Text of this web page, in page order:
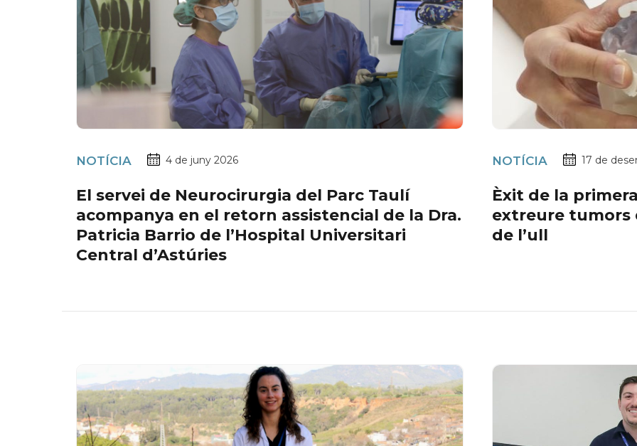
NOTÍCIA 4 de juny 2026
El servei de Neurocirurgia del Parc Taulí
acompanya en el retorn assistencial de la Dra.
Patricia Barrio de l’Hospital Universitari
Central d’Astúries
NOTÍCIA 17 de
Èxit de la
extreure tumors
de l’ull